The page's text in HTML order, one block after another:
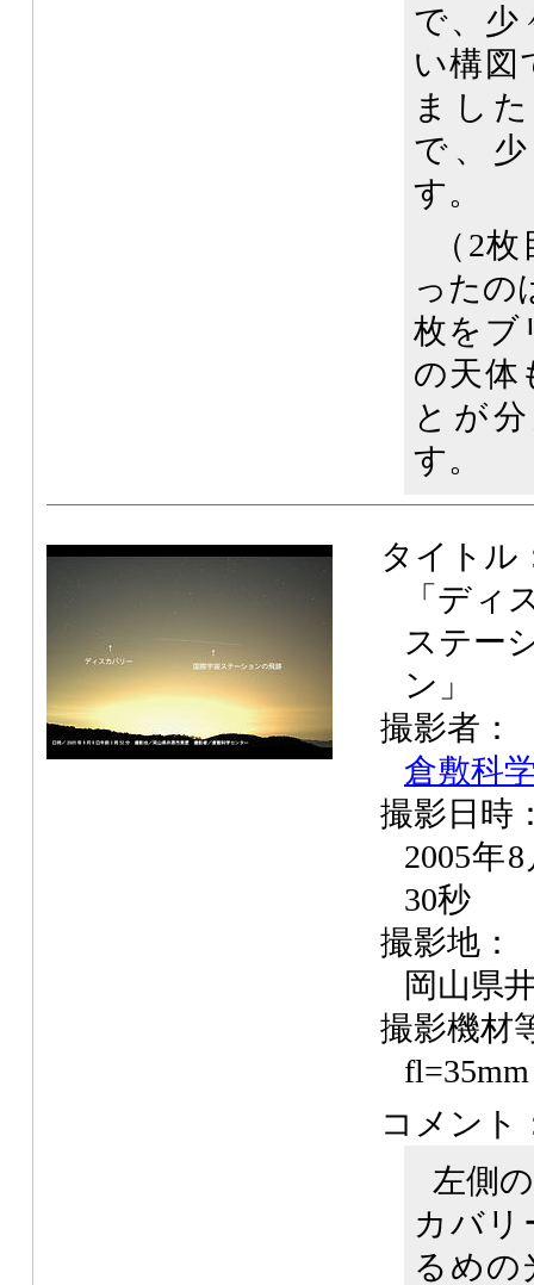
で、少
い構図
まし
で、
す。
（2
ったの
枚をブ
の天体
とが
す。
タイトル
「ディ
ステー
ン」
撮影者：
倉敷科
撮影日時
2005年
30秒
撮影地：
岡山県
撮影機材
コメント
左側
カバリ
るめの